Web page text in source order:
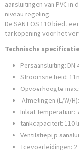
aansluitingen van PVC
niveau regeling.
De SANIFOS 110 biedt
tankopening voor het
Technische
Persaansluiting: DN
Stroomsnelheid:
Opvoerhoogte
Afmetingen (L/W/
Inlaat temperatuur:
tankcapaciteit: 110
Ventilatiepijp
Toevoerleidingen: 2